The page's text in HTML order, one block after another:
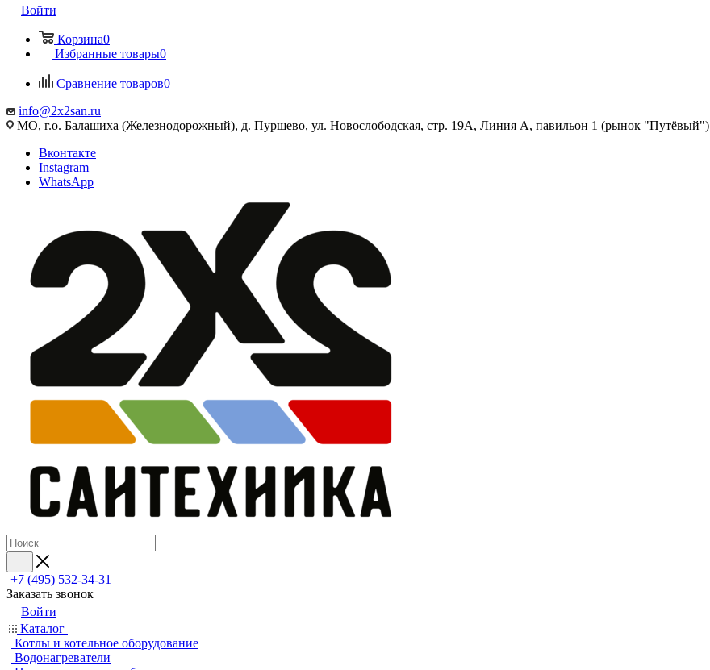
Войти
Корзина0
Избранные товары0
Сравнение товаров0
info@2x2san.ru
МО, г.о. Балашиха (Железнодорожный), д. Пуршево, ул. Новослободская, стр. 19А, Линия А, павильон 1 (рынок "Путёвый")
Вконтакте
Instagram
WhatsApp
+7 (495) 532‑34‑31
Заказать звонок
Войти
Каталог
Котлы и котельное оборудование
Водонагреватели